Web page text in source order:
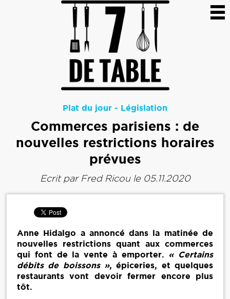
Plat du jour - Législation
Commerces parisiens : de
nouvelles restrictions horaires
prévues
Ecrit par Fred Ricoule 05.11.2020
Anne Hidalgo a annoncé dans la matinée de
nouvelles restrictions quant aux commerces
qui font de la vente à emporter. « Certains
débits de boissons », épiceries, et quelques
restaurants vont devoir fermer encore plus
tôt.